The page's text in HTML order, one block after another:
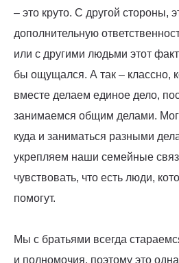
– это круто. С другой стороны,
дополнительную
или с другими людьми этот
бы ощущался. А так – классно,
вместе делаем единое дело,
занимаемся общим делами.
куда и заниматься разными
укрепляем наши семейные
чувствовать, что есть люди,
помогут.
Мы с братьями всегда
и полномочия, поэтому это